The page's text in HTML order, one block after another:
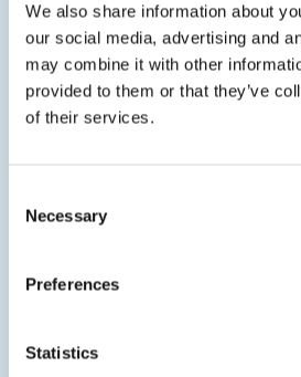
We also share information about
our social media, advertising and
may combine it with other
provided to them or that they’ve
of their services.
Selection
Necessary
Preferences
Statistics
¿Qué son las
pedido en el proceso
compras?
documentos esenciales
compras.